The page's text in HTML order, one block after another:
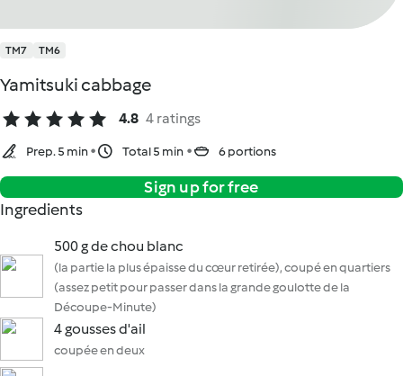
TM7 TM6
Yamitsuki cabbage
4.8 4 ratings
Prep. 5 min Total 5 min 6 portions
Sign up for free
Ingredients
500 g de chou blanc
(la partie la plus épaisse du cœur retirée), coupé en quartiers
(assez petit pour passer dans la grande goulotte de la
Découpe-Minute)
4 gousses d'ail
coupée en deux